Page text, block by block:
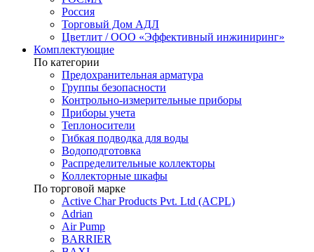
Россия
Торговый Дом АДЛ
Цветлит / ООО «Эффективный инжиниринг»
Комплектующие
По категории
Предохранительная арматура
Группы безопасности
Контрольно-измерительные приборы
Приборы учета
Теплоносители
Гибкая подводка для воды
Водоподготовка
Распределительные коллекторы
Коллекторные шкафы
По торговой марке
Active Char Products Pvt. Ltd (ACPL)
Adrian
Air Pump
BARRIER